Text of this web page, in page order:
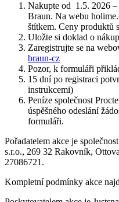
Nakupte od 1.5. 2026
Braun. Na webu
štítkem. Ceny produktů
Uložte si doklad o
Zaregistrujte se na
braun-cz
Pozor, k formuláři
15 dní po registraci
instrukcemi)
Peníze společnost
úspěšného odeslání
formuláři.
Pořadatelem akce je
s.r.o., 269 32 Rakovník,
27086721.
Kompletní podmínky akce